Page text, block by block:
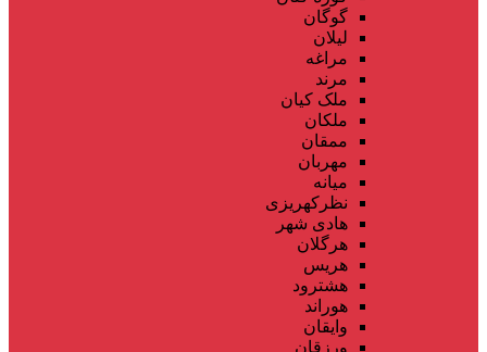
گوگان
لیلان
مراغه
مرند
ملک کیان
ملکان
ممقان
مهربان
میانه
نظرکهریزی
هادی شهر
هرگلان
هریس
هشترود
هوراند
وایقان
ورزقان